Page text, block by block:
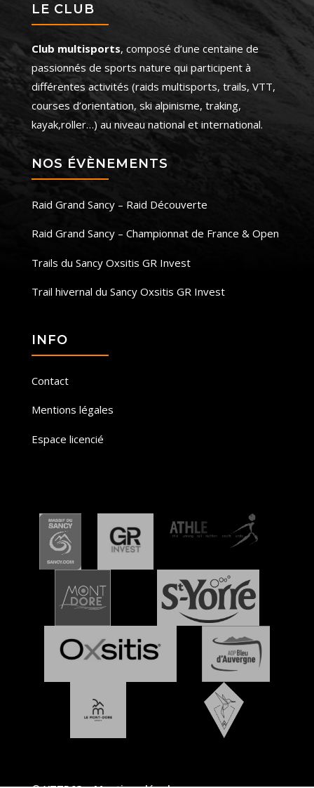
LE CLUB
Club multisports, composé d’une centaine de
passionnés de sports nature qui participent à
différentes activités (raids multisports, trails, VTT,
courses d’orientation, ski alpinisme, traking,
kayak,roller…) au niveau national et international.
NOS ÉVÈNEMENTS
Raid Grand Sancy – Raid Découverte
Raid Grand Sancy – Championnat de France & Open
Trails du Sancy Oxsitis GR Invest
Trail hivernal du Sancy Oxsitis GR Invest
INFO
Contact
Mentions légales
Espace licencié